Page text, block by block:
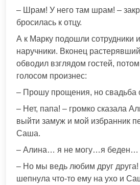
– Шрам! У него там шрам! –
бросилась к отцу.
А к Марку подошли сотрудники
наручники. Вконец
обводил взглядом гостей,
голосом произнес:
– Прошу прощения, но свадьба
– Нет, папа! – громко сказала
выйти замуж и мой избранник
Саша.
– Алина… я не могу…я беден…
– Но мы ведь любим друг
шепнула что-то ему на ухо и